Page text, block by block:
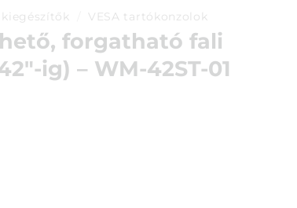
VESA tartókonzolok
forgatható fali
ig) – WM-42ST-01